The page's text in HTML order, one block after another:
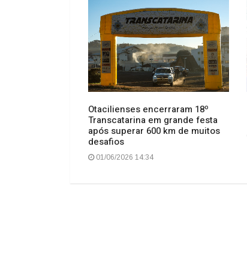
Otacilienses encerraram 18º
Transcatarina em grande festa
após superar 600 km de muitos
desafios
01/06/2026 14:34